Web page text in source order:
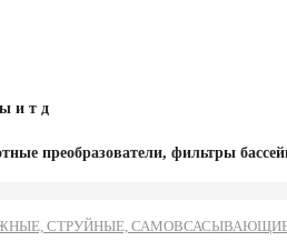
и т д
преобразователи, фильтры
СТРУЙНЫЕ, САМОВСАСЫВАЮЩИЕ